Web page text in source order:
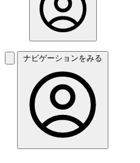
ナビゲーションをみる